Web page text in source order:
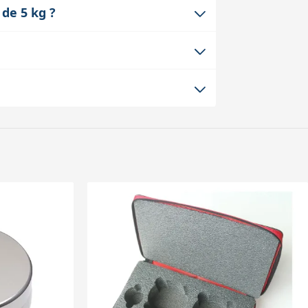
de rayures.
5 kg ?
stabilité et protection quel que soit le
pour être facilement rangé dans